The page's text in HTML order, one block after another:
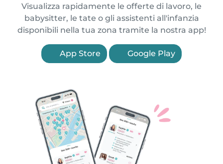
Visualizza rapidamente le offerte di lavoro, le
babysitter, le tate o gli assistenti all'infanzia
disponibili nella tua zona tramite la nostra app!
App Store Google Play